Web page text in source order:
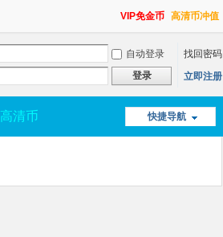
VIP免金币 高清币冲值
自动登录
找回密码
登录 立即注册
快捷导航
高清币